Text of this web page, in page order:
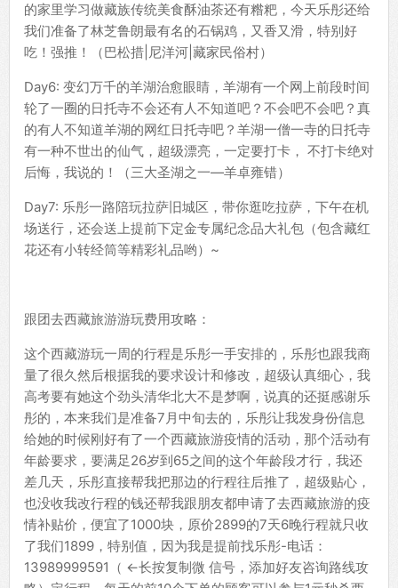
的家里学习做藏族传统美食酥油茶还有糌粑，今天乐彤还给
我们准备了林芝鲁朗最有名的石锅鸡，又香又滑，特别好
吃！强推！（巴松措|尼洋河|藏家民俗村）
Day6: 变幻万千的羊湖治愈眼睛，羊湖有一个网上前段时间
轮了一圈的日托寺不会还有人不知道吧？不会吧不会吧？真
的有人不知道羊湖的网红日托寺吧？羊湖一僧一寺的日托寺
有一种不世出的仙气，超级漂亮，一定要打卡， 不打卡绝对
后悔，我说的！（三大圣湖之一—羊卓雍错）
Day7: 乐彤一路陪玩拉萨旧城区，带你逛吃拉萨，下午在机
场送行，还会送上提前下定金专属纪念品大礼包（包含藏红
花还有小转经筒等精彩礼品哟）~
跟团去西藏旅游游玩费用攻略：
这个西藏游玩一周的行程是乐彤一手安排的，乐彤也跟我商
量了很久然后根据我的要求设计和修改，超级认真细心，我
高考要有她这个劲头清华北大不是梦啊，说真的还挺感谢乐
彤的，本来我们是准备7月中旬去的，乐彤让我发身份信息
给她的时候刚好有了一个西藏旅游疫情的活动，那个活动有
年龄要求，要满足26岁到65之间的这个年龄段才行，我还
差几天，乐彤直接帮我把那边的行程往后推了，超级贴心，
也没收我改行程的钱还帮我跟朋友都申请了去西藏旅游的疫
情补贴价，便宜了1000块，原价2899的7天6晚行程就只收
了我们1899，特别值，因为我是提前找乐彤-电话：
13989999591（ ←长按复制微 信号，添加好友咨询路线攻